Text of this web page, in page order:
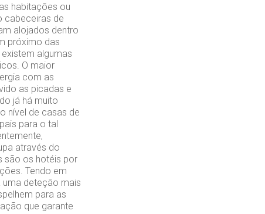
habitações ou
cabeceiras de
alojados dentro
próximo das
algumas
O maior
com as
as picadas e
já há muito
nível de casas de
para o tal
através do
são os hotéis por
Tendo em
uma deteção mais
para as
que garante